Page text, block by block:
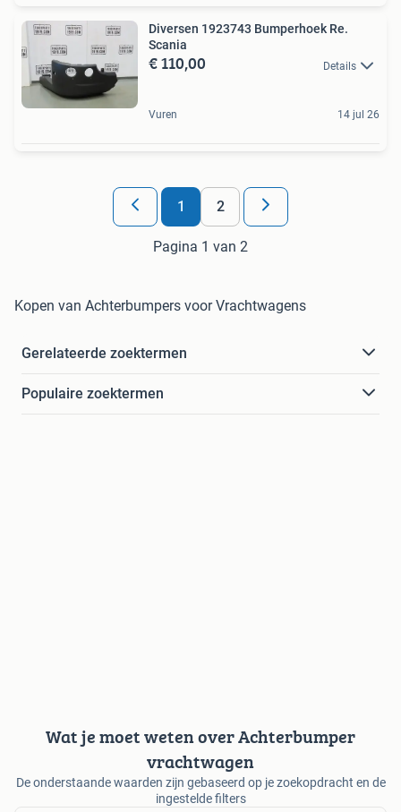
Diversen 1923743 Bumperhoek Re.
Scania
€ 110,00 Details
Vuren 14 jul 26
1 2
Pagina 1 van 2
Kopen van Achterbumpers voor Vrachtwagens
Gerelateerde zoektermen
Populaire zoektermen
Wat je moet weten over Achterbumper
vrachtwagen
De onderstaande waarden zijn gebaseerd op je zoekopdracht en de
ingestelde filters